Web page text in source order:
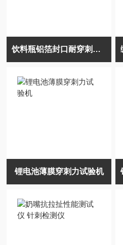
饮料瓶铝箔封口耐穿刺强测试仪
锂电池薄膜穿刺力试验机